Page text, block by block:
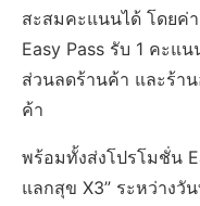
สะสมคะแนนได้ โดยค่
Easy Pass รับ 1 คะแ
ส่วนลดร้านค้า และร้า
ค้า
พร้อมทั้งส่งโปรโมชั่น
แลกสุข X3” ระหว่าง